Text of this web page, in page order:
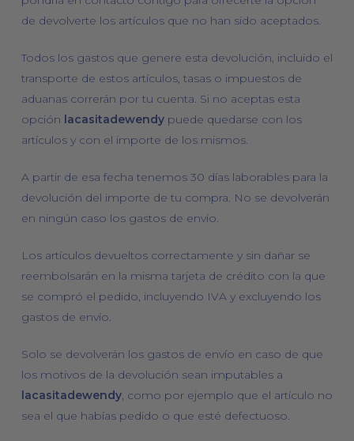
de devolverte los artículos que no han sido aceptados.
Todos los gastos que genere esta devolución, incluido el
transporte de estos artículos, tasas o impuestos de
aduanas correrán por tu cuenta. Si no aceptas esta
opción lacasitadewendypuede quedarse con los
artículos y con el importe de los mismos.
A partir de esa fecha tenemos 30 días laborables para la
devolución del importe de tu compra. No se devolverán
en ningún caso los gastos de envío.
Los artículos devueltos correctamente y sin dañar se
reembolsarán en la misma tarjeta de crédito con la que
se compró el pedido, incluyendo IVA y excluyendo los
gastos de envío.
Solo se devolverán los gastos de envío en caso de que
los motivos de la devolución sean imputables a
lacasitadewendy, como por ejemplo que el artículo no
sea el que habías pedido o que esté defectuoso.